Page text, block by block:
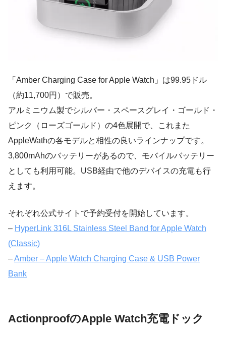
「Amber Charging Case for Apple Watch」は99.95ドル
（約11,700円）で販売。
アルミニウム製でシルバー・スペースグレイ・ゴールド・
ピンク（ローズゴールド）の4色展開で、これまた
AppleWathの各モデルと相性の良いラインナップです。
3,800mAhのバッテリーがあるので、モバイルバッテリー
としても利用可能。USB経由で他のデバイスの充電も行
えます。
それぞれ公式サイトで予約受付を開始しています。
– HyperLink 316L Stainless Steel Band for Apple Watch
(Classic)
–Amber – Apple Watch Charging Case & USB Power
Bank
ActionproofのApple Watch充電ドック